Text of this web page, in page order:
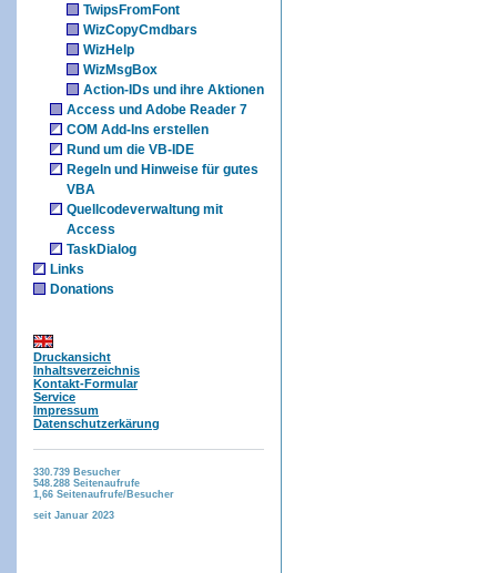
TwipsFromFont
WizCopyCmdbars
WizHelp
WizMsgBox
Action-IDs und ihre Aktionen
Access und Adobe Reader 7
COM Add-Ins erstellen
Rund um die VB-IDE
Regeln und Hinweise für gutes
VBA
Quellcodeverwaltung mit
Access
TaskDialog
Links
Donations
Druckansicht
Inhaltsverzeichnis
Kontakt-Formular
Service
Impressum
Datenschutzerkärung
330.739 Besucher
548.288 Seitenaufrufe
1,66 Seitenaufrufe/Besucher
seit Januar 2023